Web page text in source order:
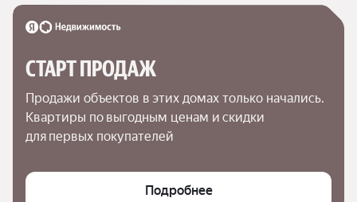
СТАРТ ПРОДАЖ
Продажи объектов в этих домах только начались.
Квартиры по выгодным ценам и скидки
для первых покупателей
Подробнее